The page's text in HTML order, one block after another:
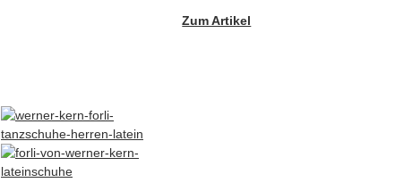
Zum Artikel